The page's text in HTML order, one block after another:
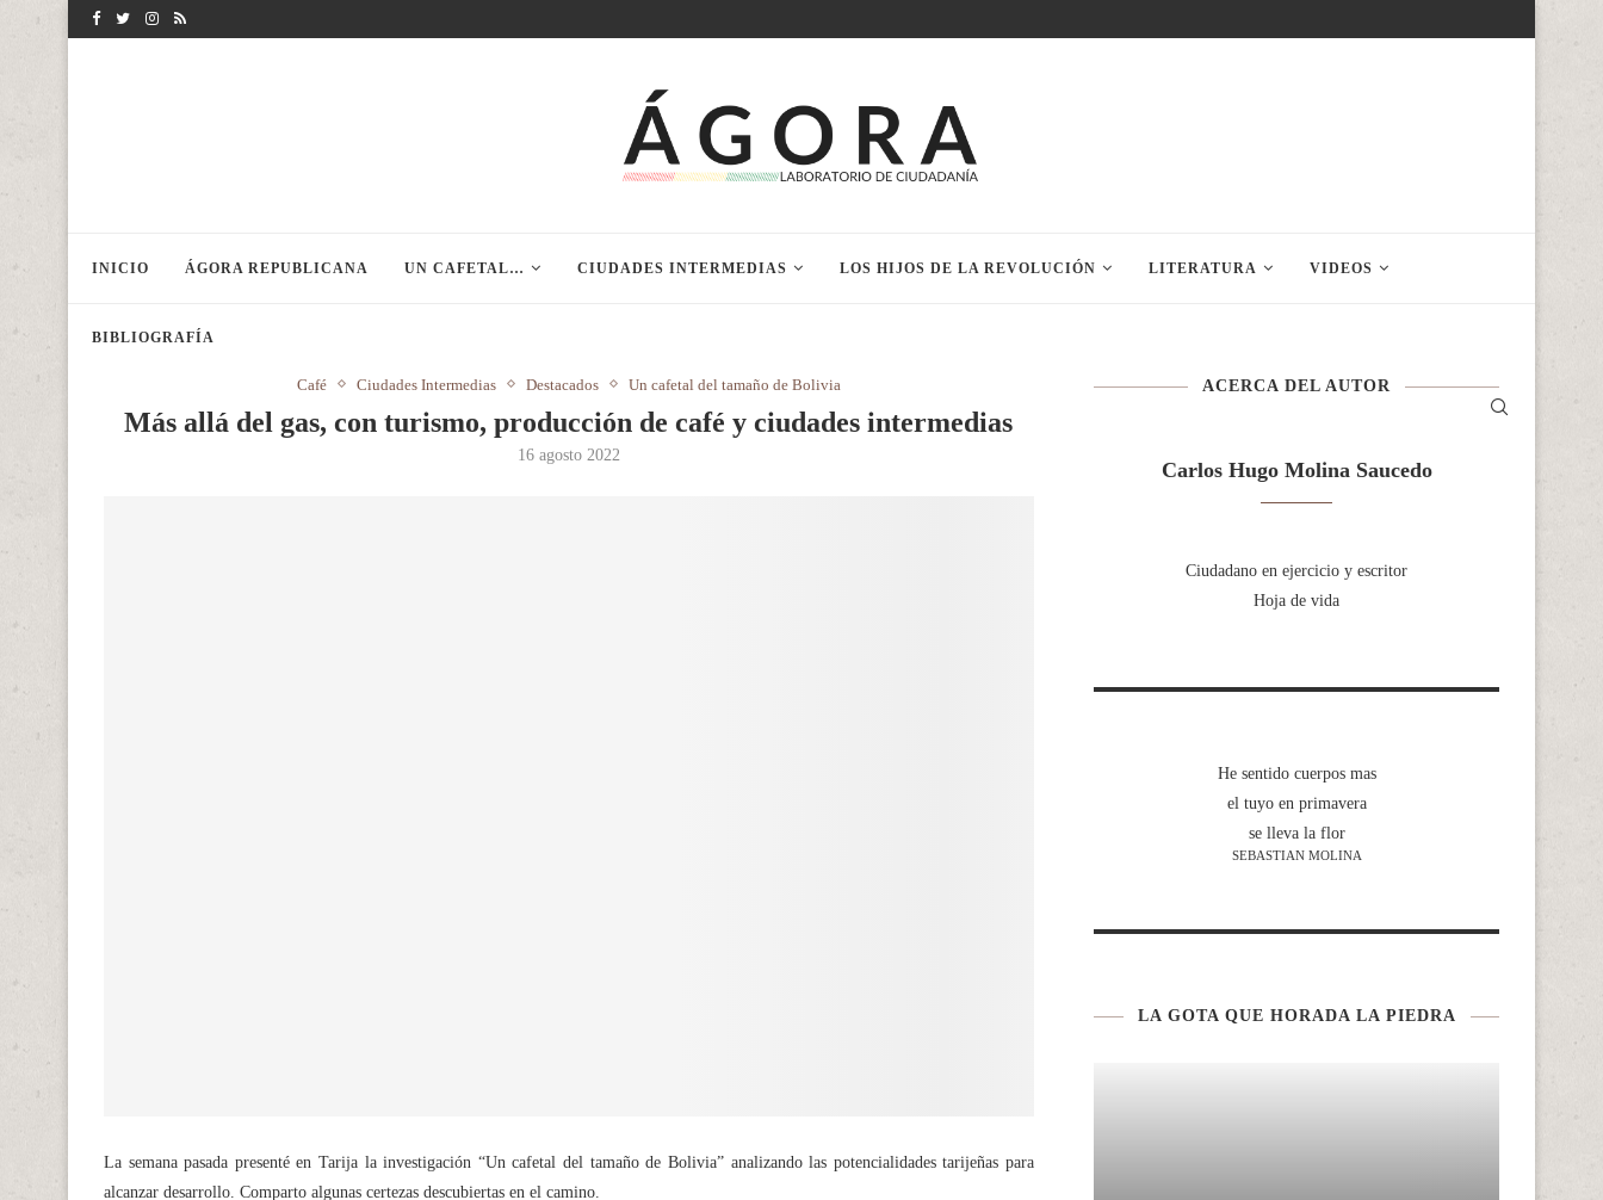
INICIO ÁGORA REPUBLICANA UN CAFETAL… CIUDADES INTERMEDIAS LOS HIJOS DE LA REVOLUCIÓN LITERATURA VIDEOS
BIBLIOGRAFÍA
Café Ciudades Intermedias Destacados Un cafetal del tamaño de Bolivia
Más allá del gas, con turismo, producción de café y ciudades intermedias
16 agosto 2022
La semana pasada presenté en Tarija la investigación “Un cafetal del tamaño de Bolivia” analizando las potencialidades tarijeñas para
alcanzar desarrollo. Comparto algunas certezas descubiertas en el camino.
ACERCA DEL AUTOR
Carlos Hugo Molina Saucedo
Ciudadano en ejercicio y escritor
Hoja de vida
He sentido cuerpos mas
el tuyo en primavera
se lleva la flor
SEBASTIAN MOLINA
LA GOTA QUE HORADA LA PIEDRA